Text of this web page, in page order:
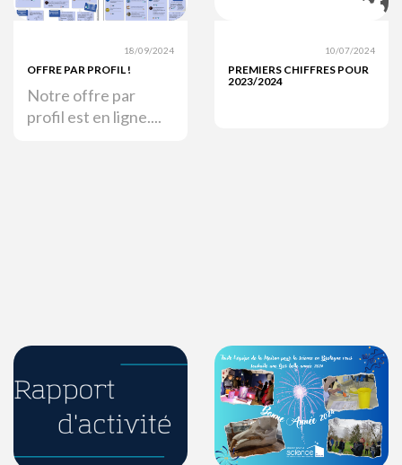
18/09/2024
OFFRE PAR PROFIL !
Notre offre par
profil est en ligne....
10/07/2024
PREMIERS CHIFFRES POUR
2023/2024